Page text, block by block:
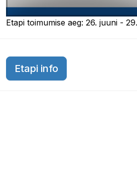
Etapi toimumise aeg: 26. juuni -
Etapi info